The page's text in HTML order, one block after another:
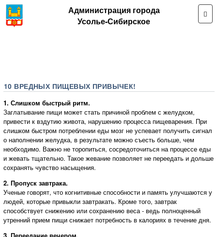
Администрация города
Усолье-Сибирское
10 ВРЕДНЫХ ПИЩЕВЫХ ПРИВЫЧЕК!
1. Слишком быстрый ритм.
Заглатывание пищи может стать причиной проблем с желудком,
привести к вздутию живота, нарушению процесса пищеварения. При
слишком быстром потреблении еды мозг не успевает получить сигнал
о наполнении желудка, в результате можно съесть больше, чем
необходимо. Важно не торопиться, сосредоточиться на процессе еды
и жевать тщательно. Такое жевание позволяет не переедать и дольше
сохранять чувство насыщения.
2. Пропуск завтрака.
Ученые говорят, что когнитивные способности и память улучшаются у
людей, которые привыкли завтракать. Кроме того, завтрак
способствует снижению или сохранению веса - ведь полноценный
утренний прием пищи снижает потребность в калориях в течение дня.
3. Переедание вечером.